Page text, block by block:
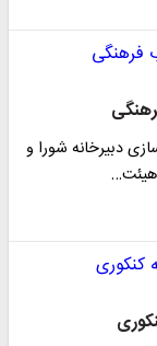
دبیرخانه شورا و
هیئت…